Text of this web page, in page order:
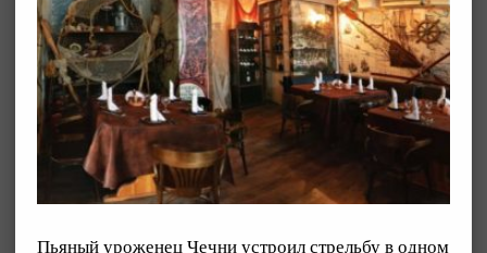
Пьяный уроженец Чечни устроил стрельбу в одном